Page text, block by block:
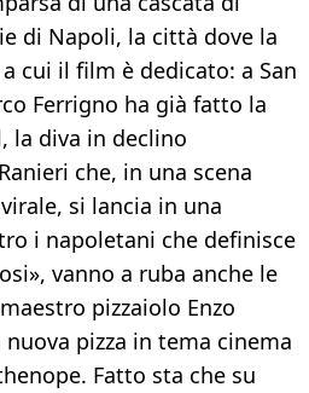
di Napoli, la città dove la
cui il film è dedicato: a San
Ferrigno ha già fatto la
la diva in declino
che, in una scena
si lancia in una
i napoletani che definisce
vanno a ruba anche le
pizzaiolo Enzo
pizza in tema cinema
Fatto sta che su